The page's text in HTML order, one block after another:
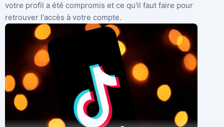
votre profil a été compromis et ce qu'il faut faire pour
retrouver l'accès à votre compte.